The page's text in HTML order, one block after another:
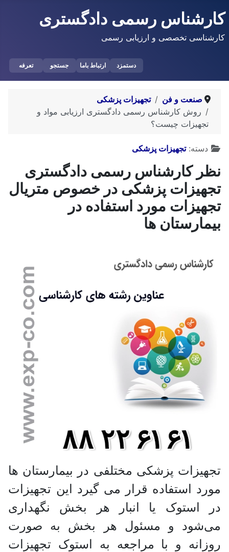
کارشناس رسمی دادگستری
کارشناسی تخصصی و ارزیابی رسمی
دستمزد ارتباط باما جستجو تعرفه
صنعت و فن
تجهیزات پزشکی
روش کارشناس رسمی دادگستری ارزیابی مواد و
تجهیزات چیست؟
توضیحات
دسته:تجهیزات پزشکی
نظر کارشناس رسمی دادگستری
تجهیزات پزشکی در خصوص متریال
تجهیزات مورد استفاده در
بیمارستان ها
تجهیزات پزشکی مختلفی در بیمارستان ها
مورد استفاده قرار می گیرد این تجهیزات
در استوک یا انبار هر بخش نگهداری
می‌شود و مسئول هر بخش به صورت
روزانه و با مراجعه به استوک تجهیزات